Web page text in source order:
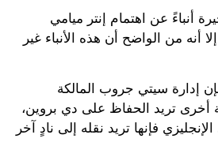
أنباءً عن اهتمام إنتر ميامي
أنه من الواضح أن هذه الأنباء غير
فإن إدارة سيتي جروب المالكة
أخرى تريد الحفاظ على دي بروين،
فإنها تريد نقله إلى نادٍ آخر